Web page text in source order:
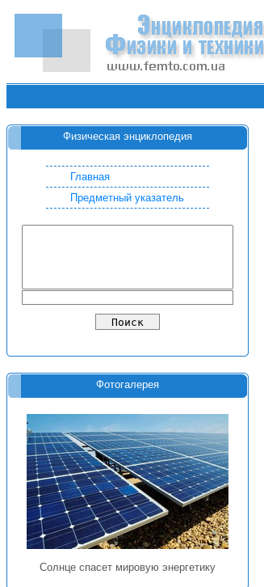
Физическая энциклопедия
Главная
Предметный указатель
Фотогалерея
Солнце спасет мировую энергетику